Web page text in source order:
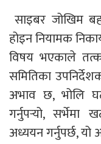
साइबर जोखिम
होइन नियामक
विषय भएकाले
समितिका
अभाव छ, भोलि
गर्नुपर्‍यो, सर्भेमा
अध्ययन गर्नुपर्छ,